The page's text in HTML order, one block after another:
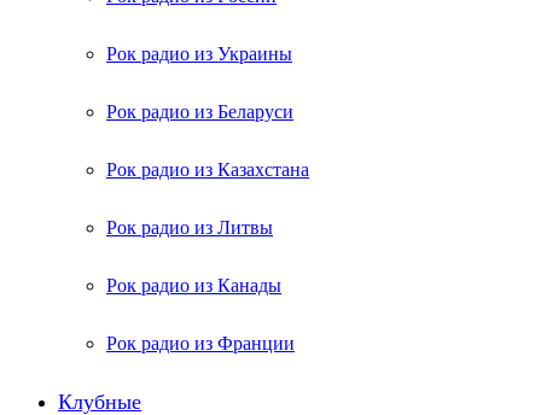
Рок радио из Украины
Рок радио из Беларуси
Рок радио из Казахстана
Рок радио из Литвы
Рок радио из Канады
Рок радио из Франции
Клубные